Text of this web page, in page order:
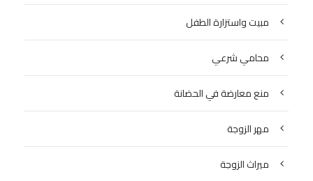
مبيت واستزارة الطفل
محامي شرعي
منع معارضة في الحضانة
مهر الزوجة
ميراث الزوجة